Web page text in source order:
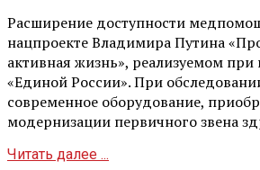
Расширение доступности
нацпроекте Владимира Путина
активная жизнь», реализуемом
«Единой России». При
современное оборудование,
модернизации первичного звена
Читать далее ...